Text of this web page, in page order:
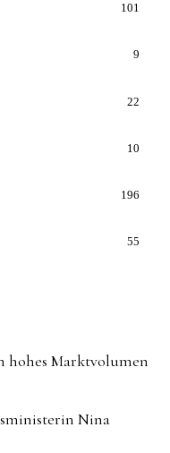
101
9
22
10
196
55
hohes Marktvolumen
Nina